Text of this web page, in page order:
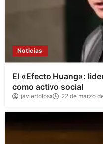
Noticias
El «Efecto Huang»:
como activo social
javiertolosa 22 de marzo